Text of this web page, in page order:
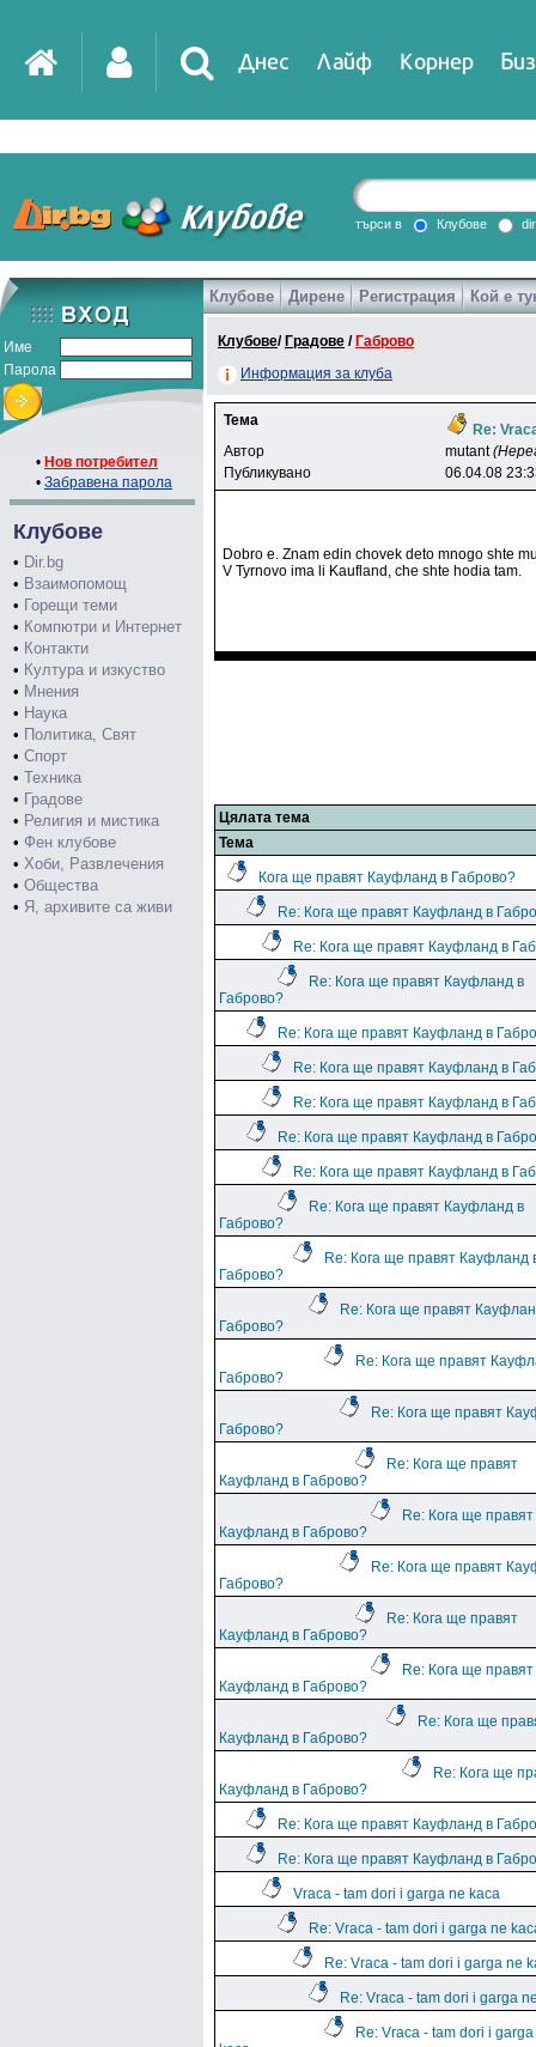
Днес Лайф Корнер
DirTV Impressio
Games
търси в Клубове
Име
Парола
• Нов потребител
• Забравена парола
Клубове
• Dir.bg
• Взаимопомощ
• Горещи теми
• Компютри и Интернет
• Контакти
• Култура и изкуство
• Мнения
• Наука
• Политика, Свят
• Спорт
• Техника
• Градове
• Религия и мистика
• Фен клубове
• Хоби, Развлечения
• Общества
• Я, архивите са живи
Клубове Дирене Регистрация Кой е
Клубове/ Градове / Габрово
Информация за клуба
Тема
Re:
Автор
mutant
Публикувано
06.04.08
Dobro e. Znam edin chovek deto mnogo shte
V Tyrnovo ima li Kaufland, che shte hodia tam.
Цялата тема
Тема
Кога ще правят Кауфланд в Габрово?
Re: Кога ще правят Кауфланд в
Re: Кога ще правят Кауфланд в
Re: Кога ще правят Кауфланд в
Габрово?
Re: Кога ще правят Кауфланд в
Re: Кога ще правят Кауфланд в
Re: Кога ще правят Кауфланд в
Re: Кога ще правят Кауфланд в
Re: Кога ще правят Кауфланд в
Re: Кога ще правят Кауфланд в
Габрово?
Re: Кога ще правят Кауфланд
Габрово?
Re: Кога ще правят
Габрово?
Re: Кога ще правят
Габрово?
Re: Кога ще правят
Габрово?
Re: Кога ще правят
Кауфланд в Габрово?
Re: Кога ще правят
Кауфланд в Габрово?
Re: Кога ще правят
Габрово?
Re: Кога ще правят
Кауфланд в Габрово?
Re: Кога ще правят
Кауфланд в Габрово?
Re: Кога ще
Кауфланд в Габрово?
Re: Кога ще
Кауфланд в Габрово?
Re: Кога ще правят Кауфланд в
Re: Кога ще правят Кауфланд в
Vraca - tam dori i garga ne kaca
Re: Vraca - tam dori i garga ne
Re: Vraca - tam dori i garga ne
Re: Vraca - tam dori i garga
Re: Vraca - tam dori i